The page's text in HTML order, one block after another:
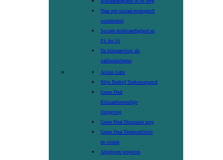
Naar een sociaal-ecologisch
woonbeleid
Sociale rechtvaardigheid en
Fit for 55
De klimaatcrisis als
vakbondsthema
Action Labs
Mijn Bedrijf Toekomstproof
Green Deal
Klimaatbestendige
Omgeving
Green Deal Duurzame zorg
Green Deal Deelmobiliteit
en wonen
Afgelopen projecten